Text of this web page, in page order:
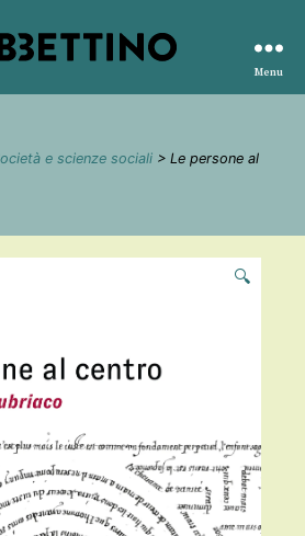
editore
Menu
e scienze sociali > Le persone al
🔍